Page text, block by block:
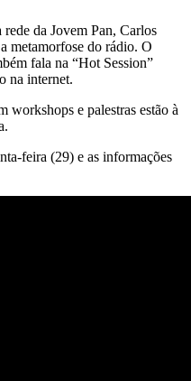
da Jovem Pan, Carlos
metamorfose do rádio. O
fala na “Hot Session”
na internet.
workshops e palestras estão à
feira (29) e as informações